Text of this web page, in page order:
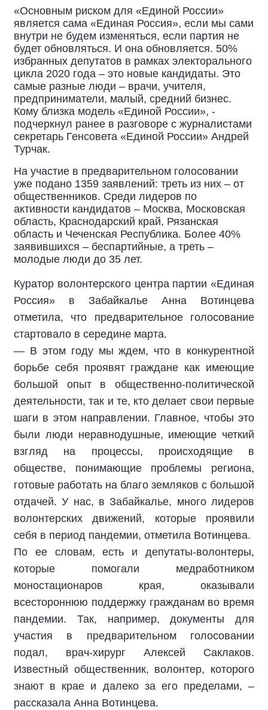
«Основным риском для «Единой России»
является сама «Единая Россия», если мы сами
внутри не будем изменяться, если партия не
будет обновляться. И она обновляется. 50%
избранных депутатов в рамках электорального
цикла 2020 года – это новые кандидаты. Это
самые разные люди – врачи, учителя,
предприниматели, малый, средний бизнес.
Кому близка модель «Единой России», -
подчеркнул ранее в разговоре с журналистами
секретарь Генсовета «Единой России» Андрей
Турчак.
На участие в предварительном голосовании
уже подано 1359 заявлений: треть из них – от
общественников. Среди лидеров по
активности кандидатов – Москва, Московская
область, Краснодарский край, Рязанская
область и Чеченская Республика. Более 40%
заявившихся – беспартийные, а треть –
молодые люди до 35 лет.
Куратор волонтерского центра партии «Единая
Россия» в Забайкалье Анна Вотинцева
отметила, что предварительное голосование
стартовало в середине марта.
— В этом году мы ждем, что в конкурентной
борьбе себя проявят граждане как имеющие
большой опыт в общественно-политической
деятельности, так и те, кто делает свои первые
шаги в этом направлении. Главное, чтобы это
были люди неравнодушные, имеющие четкий
взгляд на процессы, происходящие в
обществе, понимающие проблемы региона,
готовые работать на благо земляков с большой
отдачей. У нас, в Забайкалье, много лидеров
волонтерских движений, которые проявили
себя в период пандемии, отметила Вотинцева.
По ее словам, есть и депутаты-волонтеры,
которые помогали медработником
моностационаров края, оказывали
всестороннюю поддержку гражданам во время
пандемии. Так, например, документы для
участия в предварительном голосовании
подал, врач-хирург Алексей Саклаков.
Известный общественник, волонтер, которого
знают в крае и далеко за его пределами, –
рассказала Анна Вотинцева.